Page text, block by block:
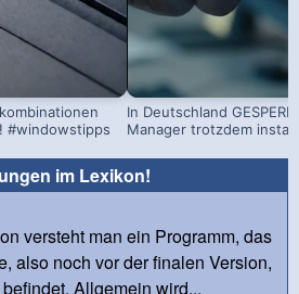
#windowstipps
In Deutschland
Manager trotzdem
im Lexikon!
versteht man ein Programm, das
also noch vor der finalen Version,
Allgemein wird...